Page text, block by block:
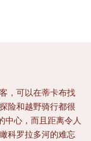
，可以在蒂卡布找
险和越野骑行都很
中心，而且距离令人
科罗拉多河的难忘